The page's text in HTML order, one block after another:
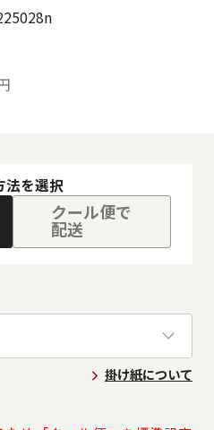
法を選択
クール便で
配送
掛け紙について